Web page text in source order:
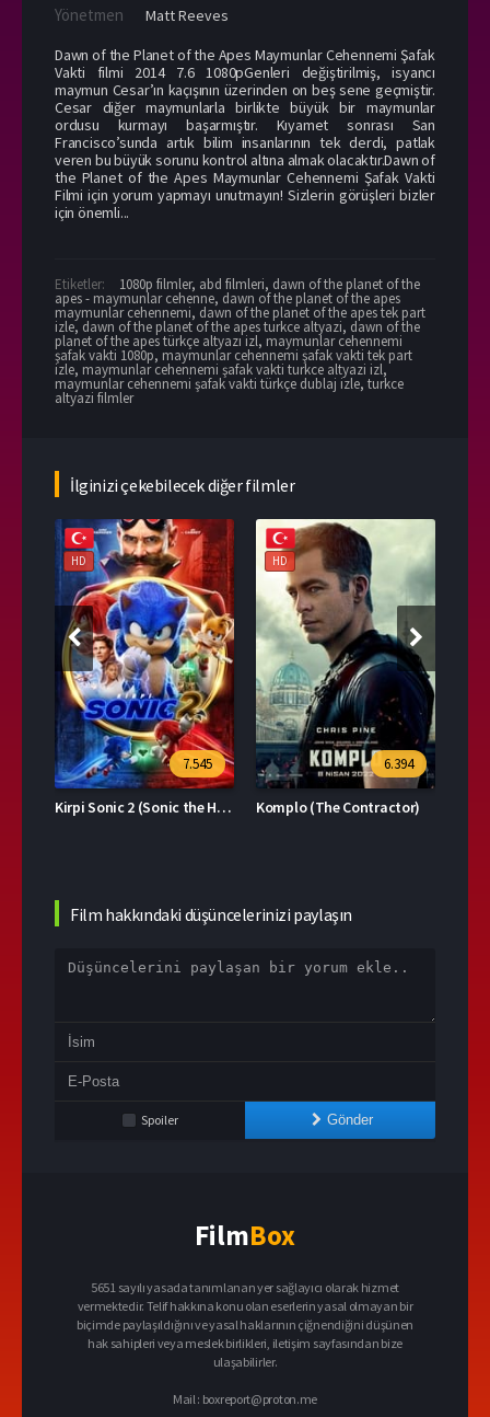
Yönetmen
Matt Reeves
Dawn of the Planet of the Apes Maymunlar Cehennemi Şafak
Vakti filmi 2014 7.6 1080pGenleri değiştirilmiş, isyancı
maymun Cesar’ın kaçışının üzerinden on beş sene geçmiştir.
Cesar diğer maymunlarla birlikte büyük bir maymunlar
ordusu kurmayı başarmıştır. Kıyamet sonrası San
Francisco’sunda artık bilim insanlarının tek derdi, patlak
veren bu büyük sorunu kontrol altına almak olacaktır.Dawn of
the Planet of the Apes Maymunlar Cehennemi Şafak Vakti
Filmi için yorum yapmayı unutmayın! Sizlerin görüşleri bizler
için önemli...
Etiketler: 1080p filmler, abd filmleri, dawn of the planet of the
apes - maymunlar cehenne, dawn of the planet of the apes
maymunlar cehennemi, dawn of the planet of the apes tek part
izle, dawn of the planet of the apes turkce altyazi, dawn of the
planet of the apes türkçe altyazı izl, maymunlar cehennemi
şafak vakti 1080p, maymunlar cehennemi şafak vakti tek part
izle, maymunlar cehennemi şafak vakti turkce altyazi izl,
maymunlar cehennemi şafak vakti türkçe dublaj izle, turkce
altyazi filmler
İlginizi çekebilecek diğer filmler
HD
7.545
Kirpi Sonic 2 (Sonic the Hedgehog 2)
HD
6.394
Komplo (The Contractor)
Film hakkındaki düşüncelerinizi paylaşın
Spoiler Gönder
FilmBox
5651 sayılı yasada tanımlanan yer sağlayıcı olarak hizmet
vermektedir. Telif hakkına konu olan eserlerin yasal olmayan bir
biçimde paylaşıldığını ve yasal haklarının çiğnendiğini düşünen
hak sahipleri veya meslek birlikleri, iletişim sayfasından bize
ulaşabilirler.
Mail : boxreport@proton.me